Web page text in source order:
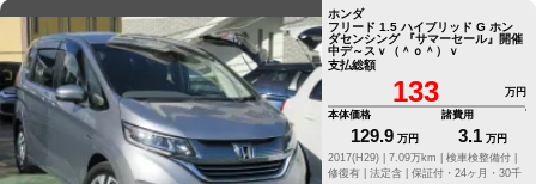
ホンダ
フリード 1.5 ハイブリッド G ホン
ダセンシング 『サマーセール』開催
中デ～スｖ（＾ｏ＾）ｖ
支払総額
133
万円
本体価格
129.9 万円
諸費用
3.1 万円
2017(H29) |
7.09万km |
検車検整備付 |
修復有 | 法定含 | 保証付・24ヶ月・30千